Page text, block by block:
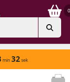
0
min 32 sek